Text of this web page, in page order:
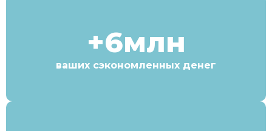
+6млн
ваших сэкономленных денег